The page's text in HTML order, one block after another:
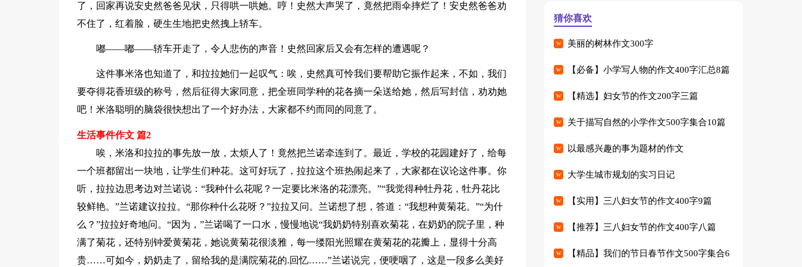
了，回家再说安史然爸爸见状，只得哄一哄她。哼！史然大声哭了，竟然把雨伞摔烂了！安史然爸爸劝
不住了，红着脸，硬生生地把史然拽上轿车。
嘟——嘟——轿车开走了，令人悲伤的声音！史然回家后又会有怎样的遭遇呢？
这件事米洛也知道了，和拉拉她们一起叹气：唉，史然真可怜我们要帮助它振作起来，不如，我们
要夺得花香班级的称号，然后征得大家同意，把全班同学种的花各摘一朵送给她，然后写封信，劝劝她
吧！米洛聪明的脑袋很快想出了一个好办法，大家都不约而同的同意了。
生活事件作文 篇2
唉，米洛和拉拉的事先放一放，太烦人了！竟然把兰诺牵连到了。最近，学校的花园建好了，给每
一个班都留出一块地，让学生们种花。这可好玩了，拉拉这个班热闹起来了，大家都在议论这件事。你
听，拉拉边思考边对兰诺说：“我种什么花呢？一定要比米洛的花漂亮。”“我觉得种牡丹花，牡丹花比
较鲜艳。”兰诺建议拉拉。“那你种什么花呀？”拉拉又问。兰诺想了想，答道：“我想种黄菊花。”“为什
么？”拉拉好奇地问。“因为，”兰诺喝了一口水，慢慢地说“我奶奶特别喜欢菊花，在奶奶的院子里，种
满了菊花，还特别钟爱黄菊花，她说黄菊花很淡雅，每一缕阳光照耀在黄菊花的花瓣上，显得十分高
贵……可如今，奶奶走了，留给我的是满院菊花的.回忆……”兰诺说完，便哽咽了，这是一段多么美好
猜你喜欢
美丽的树林作文300字
【必备】小学写人物的作文400字汇总8篇
【精选】妇女节的作文200字三篇
关于描写自然的小学作文500字集合10篇
以最感兴趣的事为题材的作文
大学生城市规划的实习日记
【实用】三八妇女节的作文400字9篇
【推荐】三八妇女节的作文400字八篇
【精品】我们的节日春节作文500字集合6